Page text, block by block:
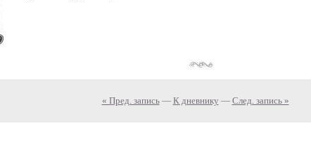
« Пред. запись— К дневнику — След. запись »